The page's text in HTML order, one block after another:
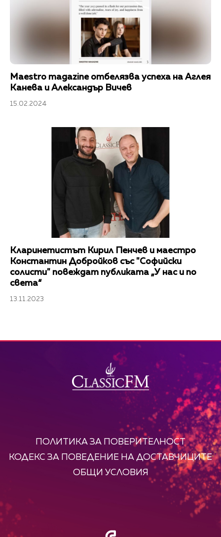
Maestro magazine отбелязва успеха на Аглея
Канева и Александър Вичев
15.02.2024
Кларинетистът Кирил Пенчев и маестро
Константин Добройков със "Софийски
солисти" повеждат публиката „У нас и по
света“
13.11.2023
ПОЛИТИКА ЗА ПОВЕРИТЕЛНОСТ
КОДЕКС ЗА ПОВЕДЕНИЕ НА ДОСТАВЧИЦИТЕ
ОБЩИ УСЛОВИЯ